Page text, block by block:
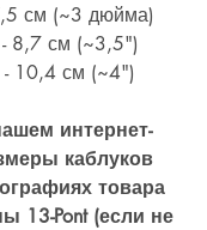
см (~3 дюйма)
8,7 см (~3,5")
10,4 см (~4")
интернет-
каблуков
товара
13-Pont (если не